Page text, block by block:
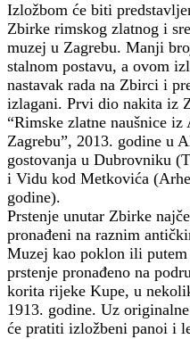
Izložbom će biti
Zbirke rimskog zlatnog i
muzej u Zagrebu. Manji
stalnom postavu, a ovom
nastavak rada na Zbirci i
izlagani. Prvi dio nakita iz
“Rimske zlatne naušnice
Zagrebu”, 2013. godine u
gostovanja u Dubrovniku
i Vidu kod Metkovića
godine).
Prstenje unutar Zbirke
pronađeni na raznim
Muzej kao poklon ili
prstenje pronađeno na
korita rijeke Kupe, u
1913. godine. Uz
će pratiti izložbeni panoi i